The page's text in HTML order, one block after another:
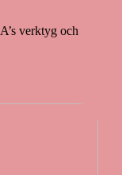
verktyg och